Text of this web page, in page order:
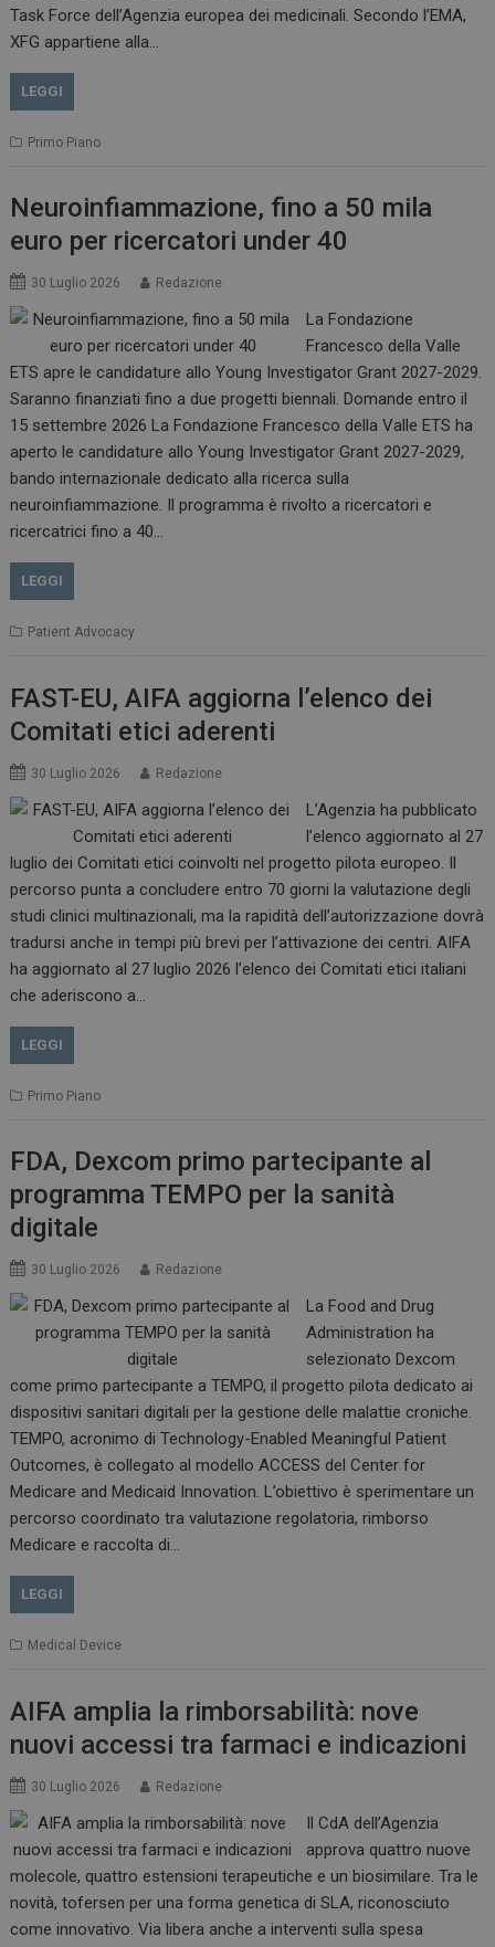
Task Force dell’Agenzia europea dei medicinali. Secondo l’EMA,
XFG appartiene alla…
LEGGI
Primo Piano
Neuroinfiammazione, fino a 50 mila
euro per ricercatori under 40
30 Luglio 2026 Redazione
La Fondazione
Francesco della Valle
ETS apre le candidature allo Young Investigator Grant 2027-2029.
Saranno finanziati fino a due progetti biennali. Domande entro il
15 settembre 2026 La Fondazione Francesco della Valle ETS ha
aperto le candidature allo Young Investigator Grant 2027-2029,
bando internazionale dedicato alla ricerca sulla
neuroinfiammazione. Il programma è rivolto a ricercatori e
ricercatrici fino a 40…
LEGGI
Patient Advocacy
FAST-EU, AIFA aggiorna l’elenco dei
Comitati etici aderenti
30 Luglio 2026 Redazione
L’Agenzia ha pubblicato
l’elenco aggiornato al 27
luglio dei Comitati etici coinvolti nel progetto pilota europeo. Il
percorso punta a concludere entro 70 giorni la valutazione degli
studi clinici multinazionali, ma la rapidità dell’autorizzazione dovrà
tradursi anche in tempi più brevi per l’attivazione dei centri. AIFA
ha aggiornato al 27 luglio 2026 l’elenco dei Comitati etici italiani
che aderiscono a…
LEGGI
Primo Piano
FDA, Dexcom primo partecipante al
programma TEMPO per la sanità
digitale
30 Luglio 2026 Redazione
La Food and Drug
Administration ha
selezionato Dexcom
come primo partecipante a TEMPO, il progetto pilota dedicato ai
dispositivi sanitari digitali per la gestione delle malattie croniche.
TEMPO, acronimo di Technology-Enabled Meaningful Patient
Outcomes, è collegato al modello ACCESS del Center for
Medicare and Medicaid Innovation. L’obiettivo è sperimentare un
percorso coordinato tra valutazione regolatoria, rimborso
Medicare e raccolta di…
LEGGI
Medical Device
AIFA amplia la rimborsabilità: nove
nuovi accessi tra farmaci e indicazioni
30 Luglio 2026 Redazione
Il CdA dell’Agenzia
approva quattro nuove
molecole, quattro estensioni terapeutiche e un biosimilare. Tra le
novità, tofersen per una forma genetica di SLA, riconosciuto
come innovativo. Via libera anche a interventi sulla spesa
_ga_Z2VT792F98
tracking-sites-
ironfish-tracking-
enable
www.dailyhealthindustry.it
4
settimane
2 giorni
CookieScriptConsent
NOME FORNITORE / DOMINIO
__Secure-ROLLOUT_TOKEN
.youtube.com
__Secure-YNID
VISITOR_PRIVACY_METADATA
Google LLC
.youtube.com